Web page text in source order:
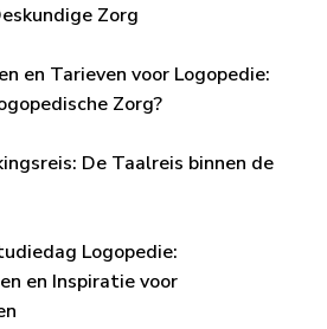
Zorg
en Tarieven voor Logopedie:
Zorg?
De Taalreis binnen de
Logopedie:
en Inspiratie voor